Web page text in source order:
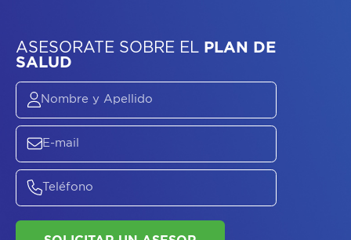
ASESORATE SOBREELPLAN DE
SALUD